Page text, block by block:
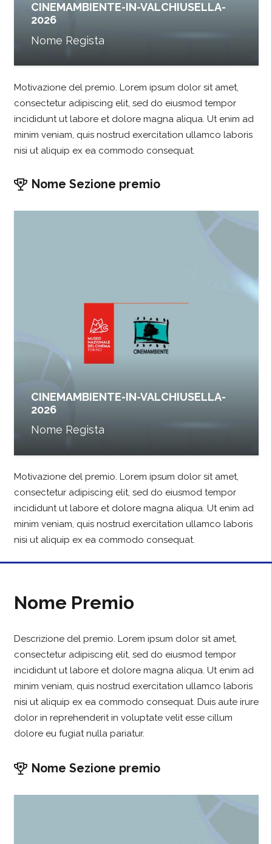
CINEMAMBIENTE-IN-VALCHIUSELLA-
2026
Nome Regista
Motivazione del premio. Lorem ipsum dolor sit amet,
consectetur adipiscing elit, sed do eiusmod tempor
incididunt ut labore et dolore magna aliqua. Ut enim ad
minim veniam, quis nostrud exercitation ullamco laboris
nisi ut aliquip ex ea commodo consequat.
Nome Sezione premio
CINEMAMBIENTE-IN-VALCHIUSELLA-
2026
Nome Regista
Motivazione del premio. Lorem ipsum dolor sit amet,
consectetur adipiscing elit, sed do eiusmod tempor
incididunt ut labore et dolore magna aliqua. Ut enim ad
minim veniam, quis nostrud exercitation ullamco laboris
nisi ut aliquip ex ea commodo consequat.
Nome Premio
Descrizione del premio. Lorem ipsum dolor sit amet,
consectetur adipiscing elit, sed do eiusmod tempor
incididunt ut labore et dolore magna aliqua. Ut enim ad
minim veniam, quis nostrud exercitation ullamco laboris
nisi ut aliquip ex ea commodo consequat. Duis aute irure
dolor in reprehenderit in voluptate velit esse cillum
dolore eu fugiat nulla pariatur.
Nome Sezione premio